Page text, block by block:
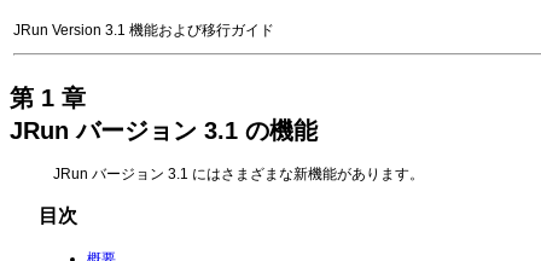
JRun Version 3.1 機能および移行ガイド
第 1 章
JRun バージョン 3.1 の機能
JRun バージョン 3.1 にはさまざまな新機能があります。
目次